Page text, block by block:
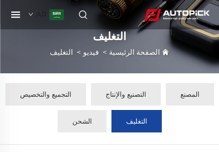
AR
التغليف
الصفحة الرئيسية > فيديو > التغليف
المصنع التصنيع والإنتاج التجميع والتخصيص
التغليف الشحن